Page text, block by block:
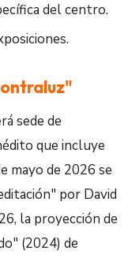
del centro.
sede de
que incluye
mayo de 2026 se
por David
la proyección de
(2024) de